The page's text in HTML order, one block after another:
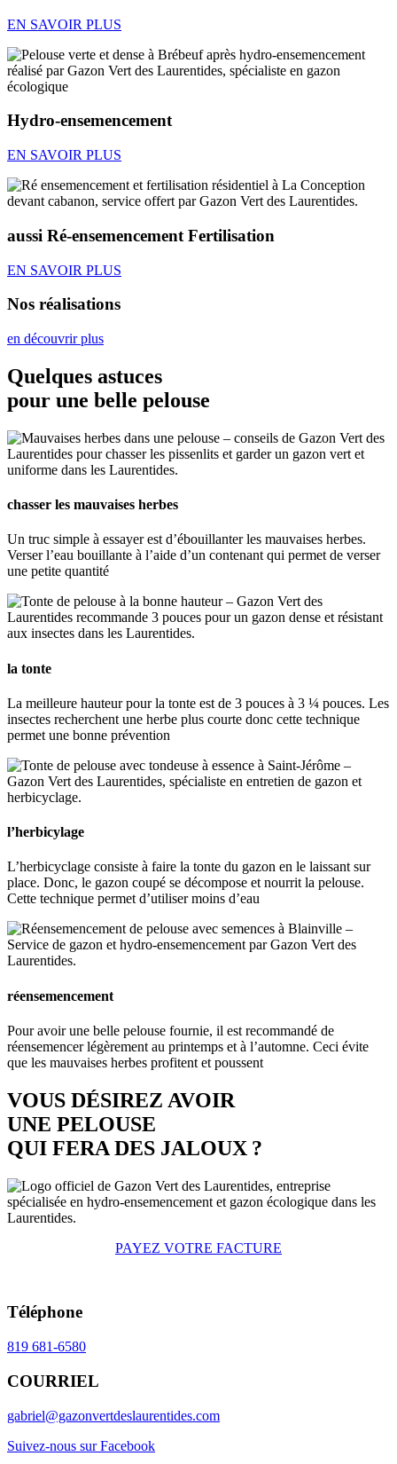
EN SAVOIR PLUS
Hydro-ensemencement
EN SAVOIR PLUS
aussi Ré-ensemencement Fertilisation
EN SAVOIR PLUS
Nos réalisations
en découvrir plus
Quelques astuces
pour une belle pelouse
chasser les mauvaises herbes
Un truc simple à essayer est d’ébouillanter les mauvaises herbes.
Verser l’eau bouillante à l’aide d’un contenant qui permet de verser
une petite quantité
la tonte
La meilleure hauteur pour la tonte est de 3 pouces à 3 ¼ pouces. Les
insectes recherchent une herbe plus courte donc cette technique
permet une bonne prévention
l’herbicylage
L’herbicyclage consiste à faire la tonte du gazon en le laissant sur
place. Donc, le gazon coupé se décompose et nourrit la pelouse.
Cette technique permet d’utiliser moins d’eau
réensemencement
Pour avoir une belle pelouse fournie, il est recommandé de
réensemencer légèrement au printemps et à l’automne. Ceci évite
que les mauvaises herbes profitent et poussent
VOUS DÉSIREZ AVOIR
UNE PELOUSE
QUI FERA DES JALOUX ?
PAYEZ VOTRE FACTURE
Téléphone
819 681-6580
COURRIEL
gabriel@gazonvertdeslaurentides.com
Suivez-nous sur Facebook